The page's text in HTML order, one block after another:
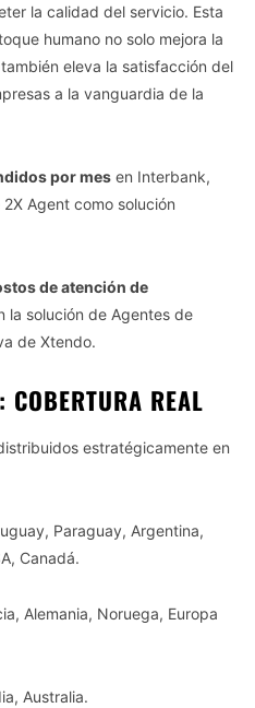
la calidad del servicio. Esta
humano no solo mejora la
eleva la satisfacción del
a la vanguardia de la
por mes en Interbank,
2X Agent como solución
de atención de
la solución de Agentes de
de Xtendo.
COBERTURA REAL
estratégicamente en
Paraguay, Argentina,
Canadá.
Alemania, Noruega, Europa
Australia.